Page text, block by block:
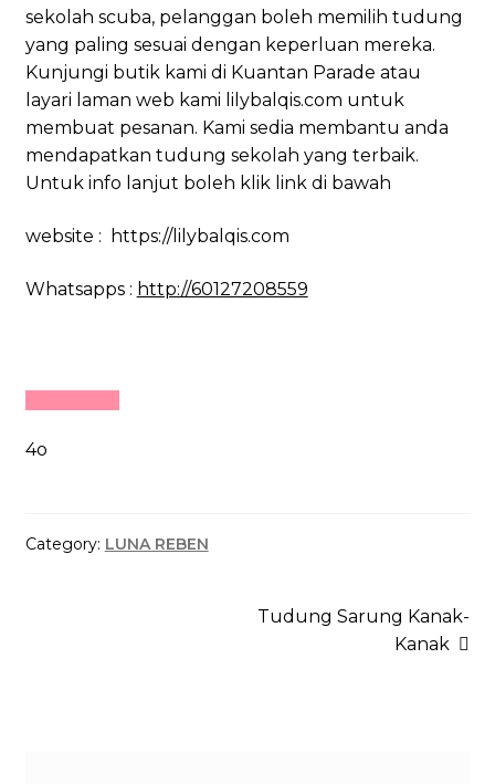
sekolah scuba, pelanggan boleh memilih tudung
yang paling sesuai dengan keperluan mereka.
Kunjungi butik kami di Kuantan Parade atau
layari laman web kami lilybalqis.com untuk
membuat pesanan. Kami sedia membantu anda
mendapatkan tudung sekolah yang terbaik.
Untuk info lanjut boleh klik link di bawah
website : https://lilybalqis.com
Whatsapps : http://60127208559
4o
Category: LUNA REBEN
Tudung Sarung Kanak-
Kanak